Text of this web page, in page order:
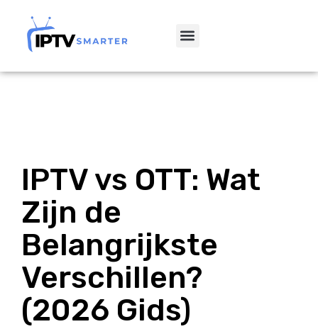
IPTV vs OTT: Wat
Zijn de
Belangrijkste
Verschillen?
(2026 Gids)